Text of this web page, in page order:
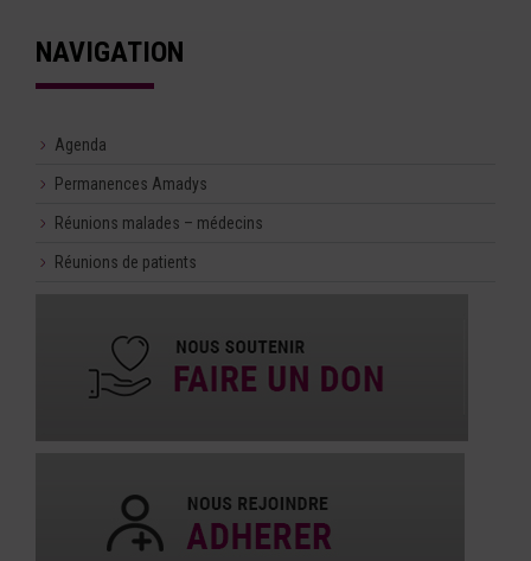
NAVIGATION
Agenda
Permanences Amadys
Réunions malades – médecins
Réunions de patients